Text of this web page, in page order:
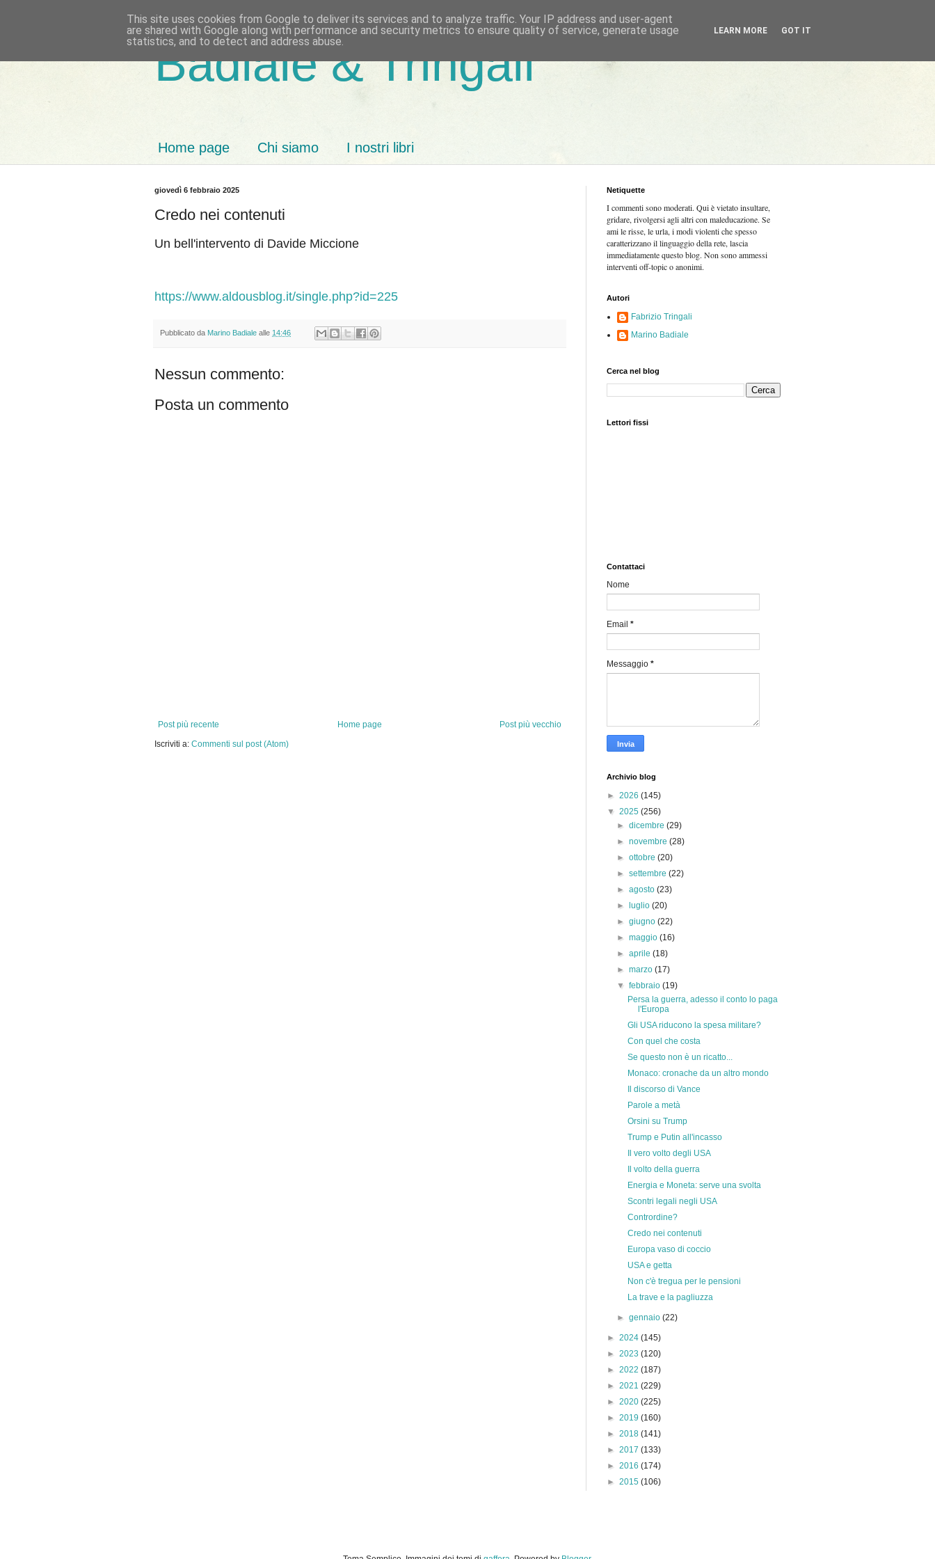
Badiale & Tringali
Home page Chi siamo I nostri libri
giovedì 6 febbraio 2025
Credo nei contenuti
Un bell'intervento di Davide Miccione
https://www.aldousblog.it/single.php?id=225
Pubblicato da Marino Badiale alle 14:46
Nessun commento:
Posta un commento
Post più recente Post più vecchio
Home page
Iscriviti a: Commenti sul post (Atom)
Netiquette
I commenti sono moderati. Qui è vietato insultare,
gridare, rivolgersi agli altri con maleducazione. Se
ami le risse, le urla, i modi violenti che spesso
caratterizzano il linguaggio della rete, lascia
immediatamente questo blog. Non sono ammessi
interventi off-topic o anonimi.
Autori
Fabrizio Tringali
Marino Badiale
Cerca nel blog
Lettori fissi
Contattaci
Nome
Email *
Messaggio *
Archivio blog
► 2026 (145)
▼ 2025 (256)
►dicembre(29)
►novembre(28)
►ottobre(20)
►settembre(22)
►agosto(23)
►
luglio(20)
►giugno(22)
►maggio(16)
►aprile(18)
►marzo(17)
▼febbraio(19)
Persa la guerra, adesso il conto lo paga
l'Europa
Gli USA riducono la spesa militare?
Con quel che costa
Se questo non è un ricatto...
Monaco: cronache da un altro mondo
Il discorso di Vance
Parole a metà
Orsini su Trump
Trump e Putin all'incasso
Il vero volto degli USA
Il volto della guerra
Energia e Moneta: serve una svolta
Scontri legali negli USA
Contrordine?
Credo nei contenuti
Europa vaso di coccio
USA e getta
Non c'è tregua per le pensioni
La trave e la pagliuzza
►gennaio(22)
► 2024 (145)
► 2023 (120)
► 2022 (187)
► 2021 (229)
► 2020 (225)
► 2019 (160)
► 2018 (141)
► 2017 (133)
► 2016 (174)
► 2015 (106)
This site uses cookies from Google to deliver its services and to analyze traffic. Your IP address and user-agent
are shared with Google along with performance and security metrics to ensure quality of service, generate usage
statistics, and to detect and address abuse.
LEARN MORE GOT IT